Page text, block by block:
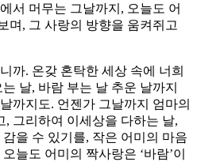
서 머무는 그날까지, 오늘도 어
며, 그 사랑의 방향을 움켜쥐고
까. 온갖 혼탁한 세상 속에 너희
날, 바람 부는 날 추운 날까지
까지도. 언젠가 그날까지 엄마의
그리하여 이세상을 다하는 날,
을 수 있기를, 작은 어미의 마음
늘도 어미의 짝사랑은 ‘바람’이